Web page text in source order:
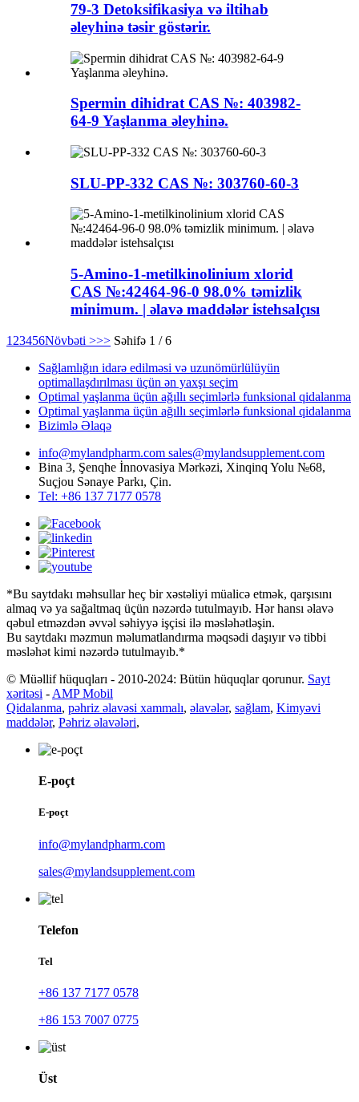
79-3 Detoksifikasiya və iltihab
əleyhinə təsir göstərir.
Spermin dihidrat CAS №: 403982-
64-9 Yaşlanma əleyhinə.
SLU-PP-332 CAS №: 303760-60-3
5-Amino-1-metilkinolinium xlorid
CAS №:42464-96-0 98.0% təmizlik
minimum. | əlavə maddələr istehsalçısı
1 23456Növbəti >>> Səhifə 1 / 6
Sağlamlığın idarə edilməsi və uzunömürlülüyün
optimallaşdırılması üçün ən yaxşı seçim
Optimal yaşlanma üçün ağıllı seçimlərlə funksional qidalanma
Optimal yaşlanma üçün ağıllı seçimlərlə funksional qidalanma
Bizimlə Əlaqə
info@mylandpharm.com sales@mylandsupplement.com
Bina 3, Şenqhe İnnovasiya Mərkəzi, Xinqinq Yolu №68,
Suçjou Sənaye Parkı, Çin.
Tel: +86 137 7177 0578
*Bu saytdakı məhsullar heç bir xəstəliyi müalicə etmək, qarşısını
almaq və ya sağaltmaq üçün nəzərdə tutulmayıb. Hər hansı əlavə
qəbul etməzdən əvvəl səhiyyə işçisi ilə məsləhətləşin.
Bu saytdakı məzmun məlumatlandırma məqsədi daşıyır və tibbi
məsləhət kimi nəzərdə tutulmayıb.*
© Müəllif hüquqları - 2010-2024: Bütün hüquqlar qorunur. Sayt
xəritəsi - AMP Mobil
Qidalanma, pəhriz əlavəsi xammalı, əlavələr, sağlam, Kimyəvi
maddələr, Pəhriz əlavələri,
E-poçt
E-poçt
info@mylandpharm.com
sales@mylandsupplement.com
Telefon
Tel
+86 137 7177 0578
+86 153 7007 0775
Üst